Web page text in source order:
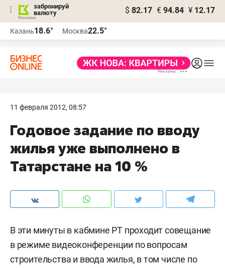
забронируй
валюту
$ 82.17 € 94.84 ¥ 12.17
Казань18.6° Москва22.5°
11 февраля 2012, 08:57
Годовое задание по вводу
жилья уже выполнено в
Татарстане на 10 %
В эти минуты в кабмине РТ проходит совещание
в режиме видеоконференции по вопросам
строительства и ввода жилья, в том числе по